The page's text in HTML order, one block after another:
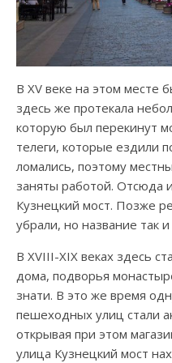
В XV веке на этом месте
здесь же протекала
которую был перекинут
телеги, которые ездили
ломались, поэтому
заняты работой. Отсюда
Кузнецкий мост. Позже
убрали, но название так
В XVIII-XIX веках здесь
дома, подворья
знати. В это же время
пешеходных улиц стали
открывая при этом
улица Кузнецкий мост